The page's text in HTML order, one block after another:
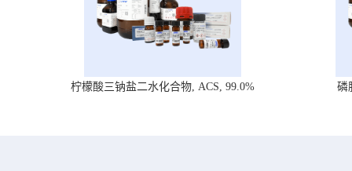
柠檬酸三钠盐二水化合物, ACS, 99.0% 磷